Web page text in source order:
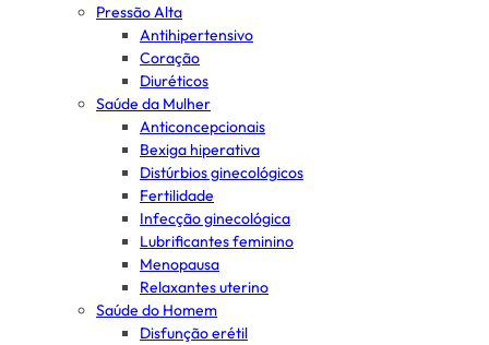
Pressão Alta
Antihipertensivo
Coração
Diuréticos
Saúde da Mulher
Anticoncepcionais
Bexiga hiperativa
Distúrbios ginecológicos
Fertilidade
Infecção ginecológica
Lubrificantes feminino
Menopausa
Relaxantes uterino
Saúde do Homem
Disfunção erétil